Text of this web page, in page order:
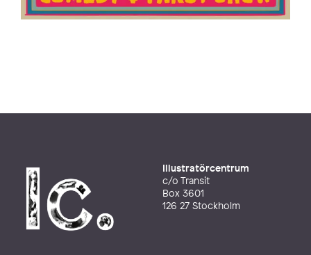
Illustratörcentrum
c/o Transit
Box 3601
126 27 Stockholm